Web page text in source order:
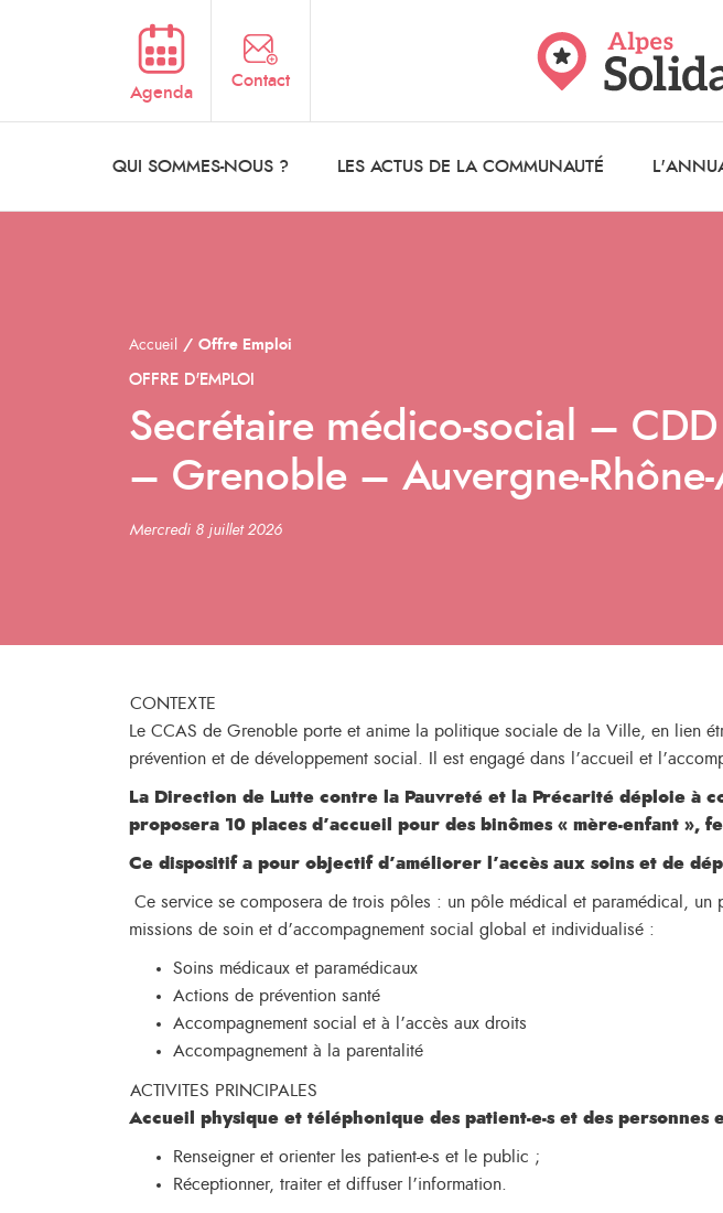
Agenda
Contact
QUI SOMMES-NOUS ? LES ACTUS DE LA COMMUNAUTÉ
Accueil Offre Emploi
OFFRE D'EMPLOI
Secrétaire médico-social –
– Grenoble – Auvergne-
Mercredi 8 juillet 2026
CONTEXTE
Le CCAS de Grenoble porte et anime la politique sociale de la Ville, en lien
prévention et de développement social. Il est engagé dans l’accueil et
La Direction de Lutte contre la Pauvreté et la Précarité déploie à
proposera 10 places d’accueil pour des binômes « mère-enfant »,
Ce dispositif a pour objectif d’améliorer l’accès aux soins et de
Ce service se composera de trois pôles : un pôle médical et paramédical,
missions de soin et d’accompagnement social global et individualisé :
Soins médicaux et paramédicaux
Actions de prévention santé
Accompagnement social et à l’accès aux droits
Accompagnement à la parentalité
ACTIVITES PRINCIPALES
Accueil physique et téléphonique des patient-e-s et des personnes
Renseigner et orienter les patient-e-s et le public ;
Réceptionner, traiter et diffuser l’information.